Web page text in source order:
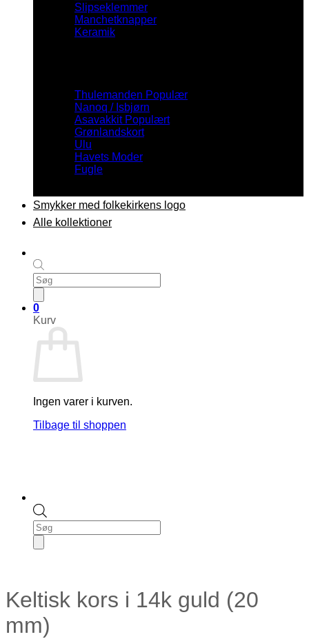
Products
search
0
Kurv
Ingen varer i kurven.
Tilbage til shoppen
Slipseklemmer
Manchetknapper
Keramik
Thulemanden
Nanoq / Isbjørn
Asavakkit
Grønlandskort
Ulu
Havets Moder
Fugle
Smykker med folkekirkens logo
Alle kollektioner
Products
search
Keltisk kors i 14k guld (20
mm)